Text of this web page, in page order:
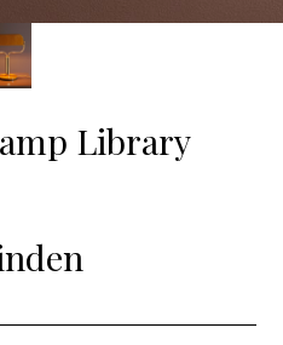
Library